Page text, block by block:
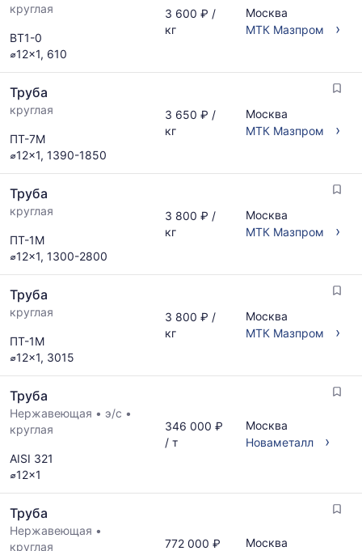
круглая
ВТ1-0
⌀12x1, 610
3 600 ₽ /
кг
Москва
МТК Мазпром
›
Труба
круглая
ПТ-7М
⌀12x1, 1390-1850
3 650 ₽ /
кг
Москва
МТК Мазпром
›
Труба
круглая
ПТ-1М
⌀12x1, 1300-2800
3 800 ₽ /
кг
Москва
МТК Мазпром
›
Труба
круглая
ПТ-1М
⌀12x1, 3015
3 800 ₽ /
кг
Москва
МТК Мазпром
›
Труба
Нержавеющая • э/с •
круглая
AISI 321
⌀12x1
346 000 ₽
/ т
Москва
Новаметалл
›
Труба
Нержавеющая •
круглая
772 000 ₽
Москва